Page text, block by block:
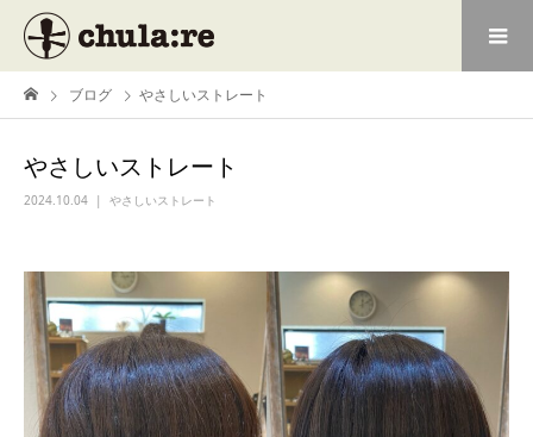
ブログ やさしいストレート
やさしいストレート
2024.10.04 やさしいストレート